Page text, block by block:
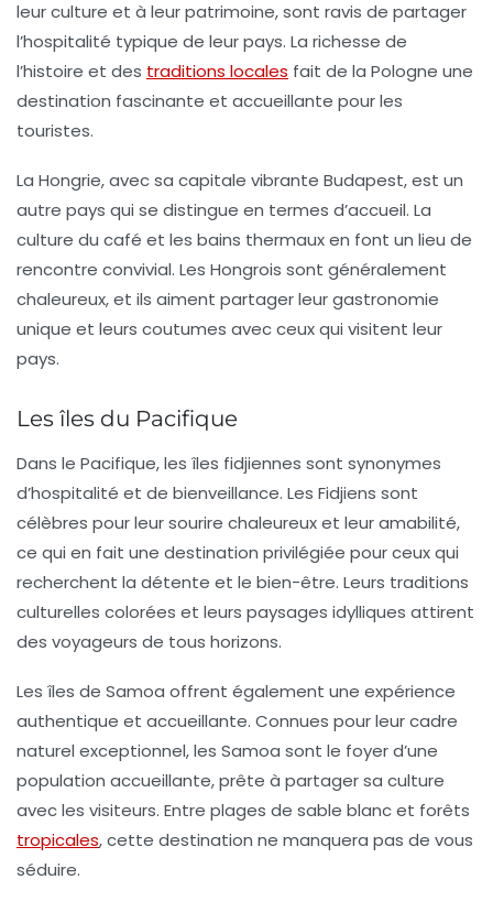
leur culture et à leur patrimoine, sont ravis de partager
l’hospitalité typique de leur pays. La richesse de
l’histoire et des traditions locales fait de la Pologne une
destination fascinante et accueillante pour les
touristes.
La Hongrie, avec sa capitale vibrante Budapest, est un
autre pays qui se distingue en termes d’accueil. La
culture du café et les bains thermaux en font un lieu de
rencontre convivial. Les Hongrois sont généralement
chaleureux, et ils aiment partager leur gastronomie
unique et leurs coutumes avec ceux qui visitent leur
pays.
Les îles du Pacifique
Dans le Pacifique, les îles fidjiennes sont synonymes
d’hospitalité et de bienveillance. Les Fidjiens sont
célèbres pour leur sourire chaleureux et leur amabilité,
ce qui en fait une destination privilégiée pour ceux qui
recherchent la détente et le bien-être. Leurs traditions
culturelles colorées et leurs paysages idylliques attirent
des voyageurs de tous horizons.
Les îles de Samoa offrent également une expérience
authentique et accueillante. Connues pour leur cadre
naturel exceptionnel, les Samoa sont le foyer d’une
population accueillante, prête à partager sa culture
avec les visiteurs. Entre plages de sable blanc et forêts
tropicales, cette destination ne manquera pas de vous
séduire.